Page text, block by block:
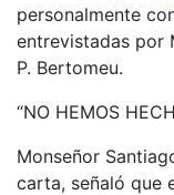
personalmente
entrevistadas por
P. Bertomeu.
“NO HEMOS
Monseñor
carta, señaló que